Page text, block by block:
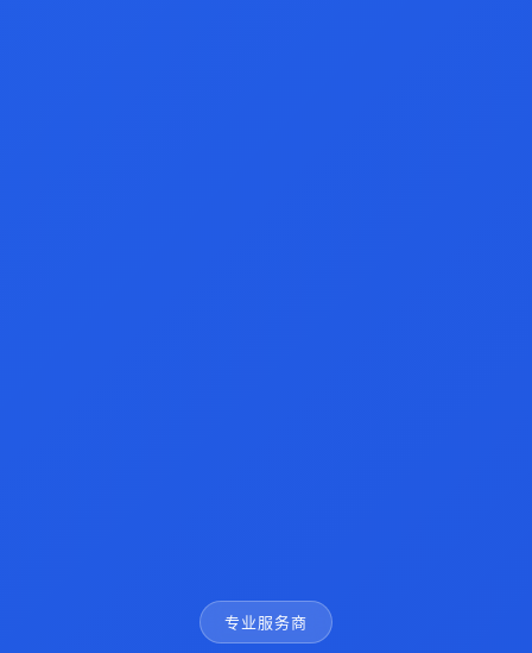
专业服务商